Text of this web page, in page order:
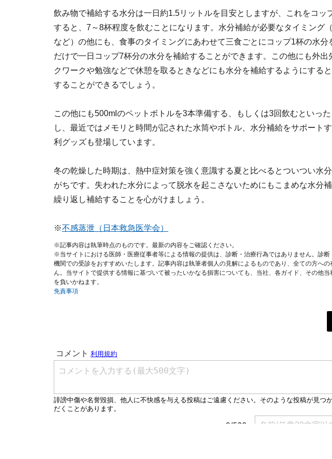
飲み物で補給する水分は一日約1.5リットルを目安としますが、これをコッ
すると、7～8杯程度を飲むことになります。水分補給が必要なタイミング
など）の他にも、食事のタイミングにあわせて三食ごとにコップ1杯の水
だけで一日コップ7杯分の水分を補給することができます。この他にも外出
クワークや勉強などで休憩を取るときなどにも水分を補給するようにする
することができるでしょう。
この他にも500mlのペットボトルを3本準備する、もしくは3回飲むといっ
し、最近ではメモリと時間が記された水筒やボトル、水分補給をサポート
利グッズも登場しています。
冬の乾燥した時期は、熱中症対策を強く意識する夏と比べるとついつい水
がちです。失われた水分によって脱水を起こさないためにもこまめな水分
繰り返し補給することを心がけましょう。
※不感蒸泄（日本救急医学会）
※記事内容は執筆時点のものです。最新の内容をご確認ください。
※当サイトにおける医師・医療従事者等による情報の提供は、診断・治療行為ではありません。診
機関での受診をおすすめいたします。記事内容は執筆者個人の見解によるものであり、全ての方へ
ん。当サイトで提供する情報に基づいて被ったいかなる損害についても、当社、各ガイド、その他
を負いかねます。
免責事項